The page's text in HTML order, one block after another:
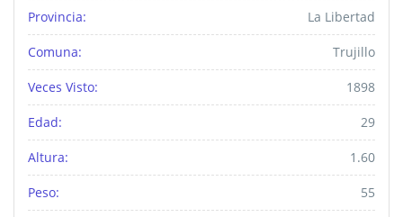
Provincia: La Libertad
Comuna: Trujillo
Veces Visto: 1898
Edad: 29
Altura: 1.60
Peso: 55